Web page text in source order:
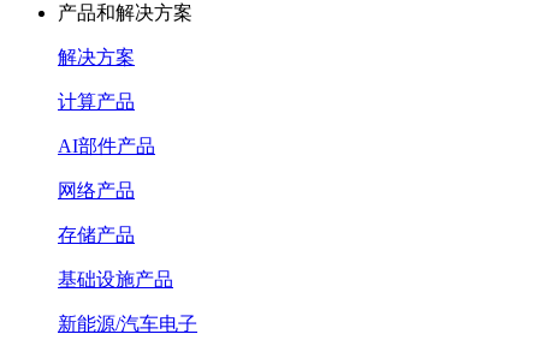
产品和解决方案
解决方案
计算产品
AI部件产品
网络产品
存储产品
基础设施产品
新能源/汽车电子